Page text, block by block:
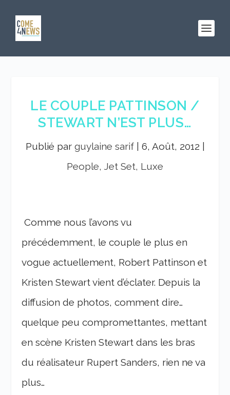
LE COUPLE PATTINSON /
STEWART N’EST PLUS…
Publié par guylaine sarif| 6, Août, 2012
People, Jet Set, Luxe
Comme nous l’avons vu
précédemment, le couple le plus en
vogue actuellement, Robert Pattinson et
Kristen Stewart vient d’éclater. Depuis la
diffusion de photos, comment dire…
quelque peu compromettantes, mettant
en scène Kristen Stewart dans les bras
du réalisateur Rupert Sanders, rien ne va
plus…